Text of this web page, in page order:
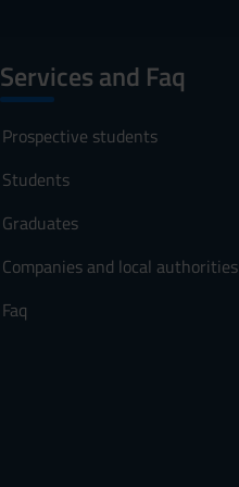
Services and Faq
Prospective students
Students
Graduates
Companies and local authorities
Faq